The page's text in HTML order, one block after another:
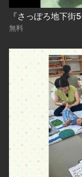
無料